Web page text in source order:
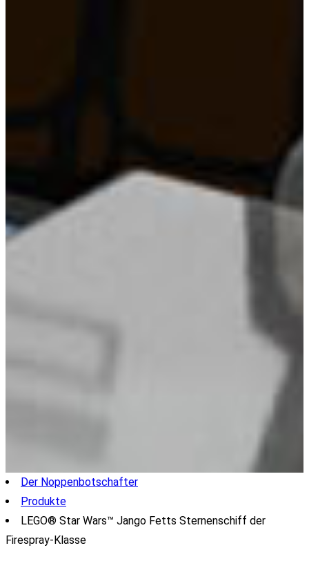
Der Noppenbotschafter
Produkte
LEGO® Star Wars™ Jango Fetts Sternenschiff der
Firespray-Klasse